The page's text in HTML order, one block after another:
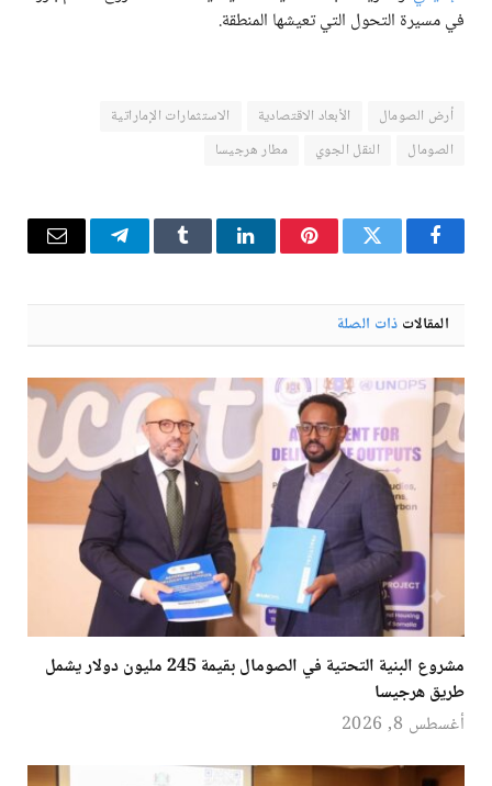
في مسيرة التحول التي تعيشها المنطقة.
أرض الصومال الأبعاد الاقتصادية
الاستثمارات الإماراتية
الصومال
النقل الجوي مطار هرجيسا
فيسبوكتويتر بينتيريستلينكدإن Tumblr تيلقرام البريد
المقالات ذات الصلة
مشروع البنية التحتية في الصومال بقيمة 245 مليون دولار يشمل
طريق هرجيسا
أغسطس 8, 2026